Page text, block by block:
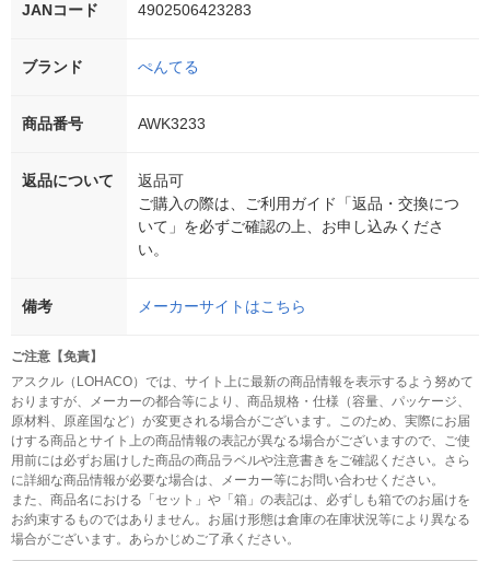
JANコード 4902506423283
ブランド ぺんてる
商品番号 AWK3233
返品について
返品可
ご購入の際は、ご利用ガイド「返品・交換につ
いて」を必ずご確認の上、お申し込みくださ
い。
備考 メーカーサイトはこちら
ご注意【免責】
アスクル（LOHACO）では、サイト上に最新の商品情報を表示するよう努めて
おりますが、メーカーの都合等により、商品規格・仕様（容量、パッケージ、
原材料、原産国など）が変更される場合がございます。このため、実際にお届
けする商品とサイト上の商品情報の表記が異なる場合がございますので、ご使
用前には必ずお届けした商品の商品ラベルや注意書きをご確認ください。さら
に詳細な商品情報が必要な場合は、メーカー等にお問い合わせください。
また、商品名における「セット」や「箱」の表記は、必ずしも箱でのお届けを
お約束するものではありません。お届け形態は倉庫の在庫状況等により異なる
場合がございます。あらかじめご了承ください。